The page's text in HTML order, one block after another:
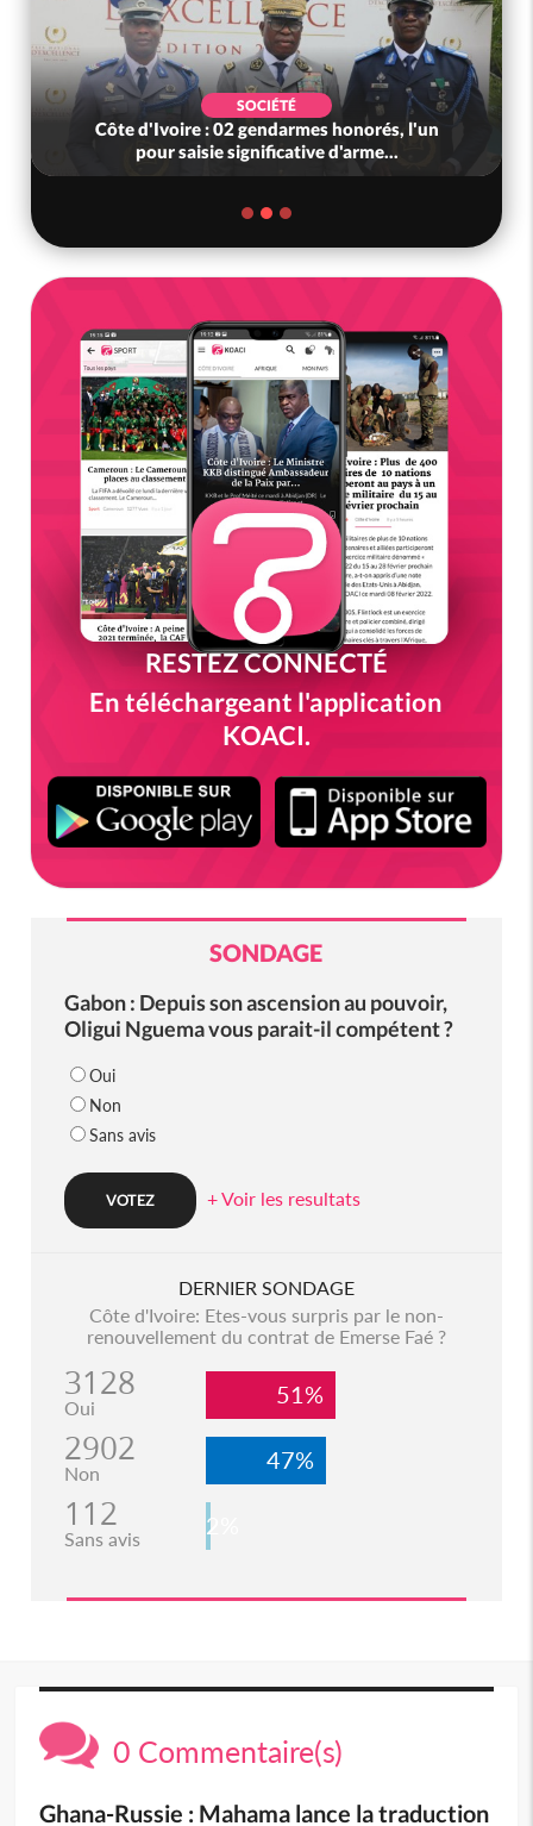
SOCIÉTÉ
Côte d'Ivoire : 02 gendarmes honorés, l'un
pour saisie significative d'arme...
RESTEZ CONNECTÉ
En téléchargeant l'application
KOACI.
SONDAGE
Gabon : Depuis son ascension au pouvoir,
Oligui Nguema vous parait-il compétent ?
Oui
Non
Sans avis
+ Voir les resultats
DERNIER SONDAGE
Côte d'Ivoire: Etes-vous surpris par le non-
renouvellement du contrat de Emerse Faé ?
3128
Oui 51%
2902
Non 47%
112
Sans avis 2%
0 Commentaire(s)
Ghana-Russie : Mahama lance la traduction